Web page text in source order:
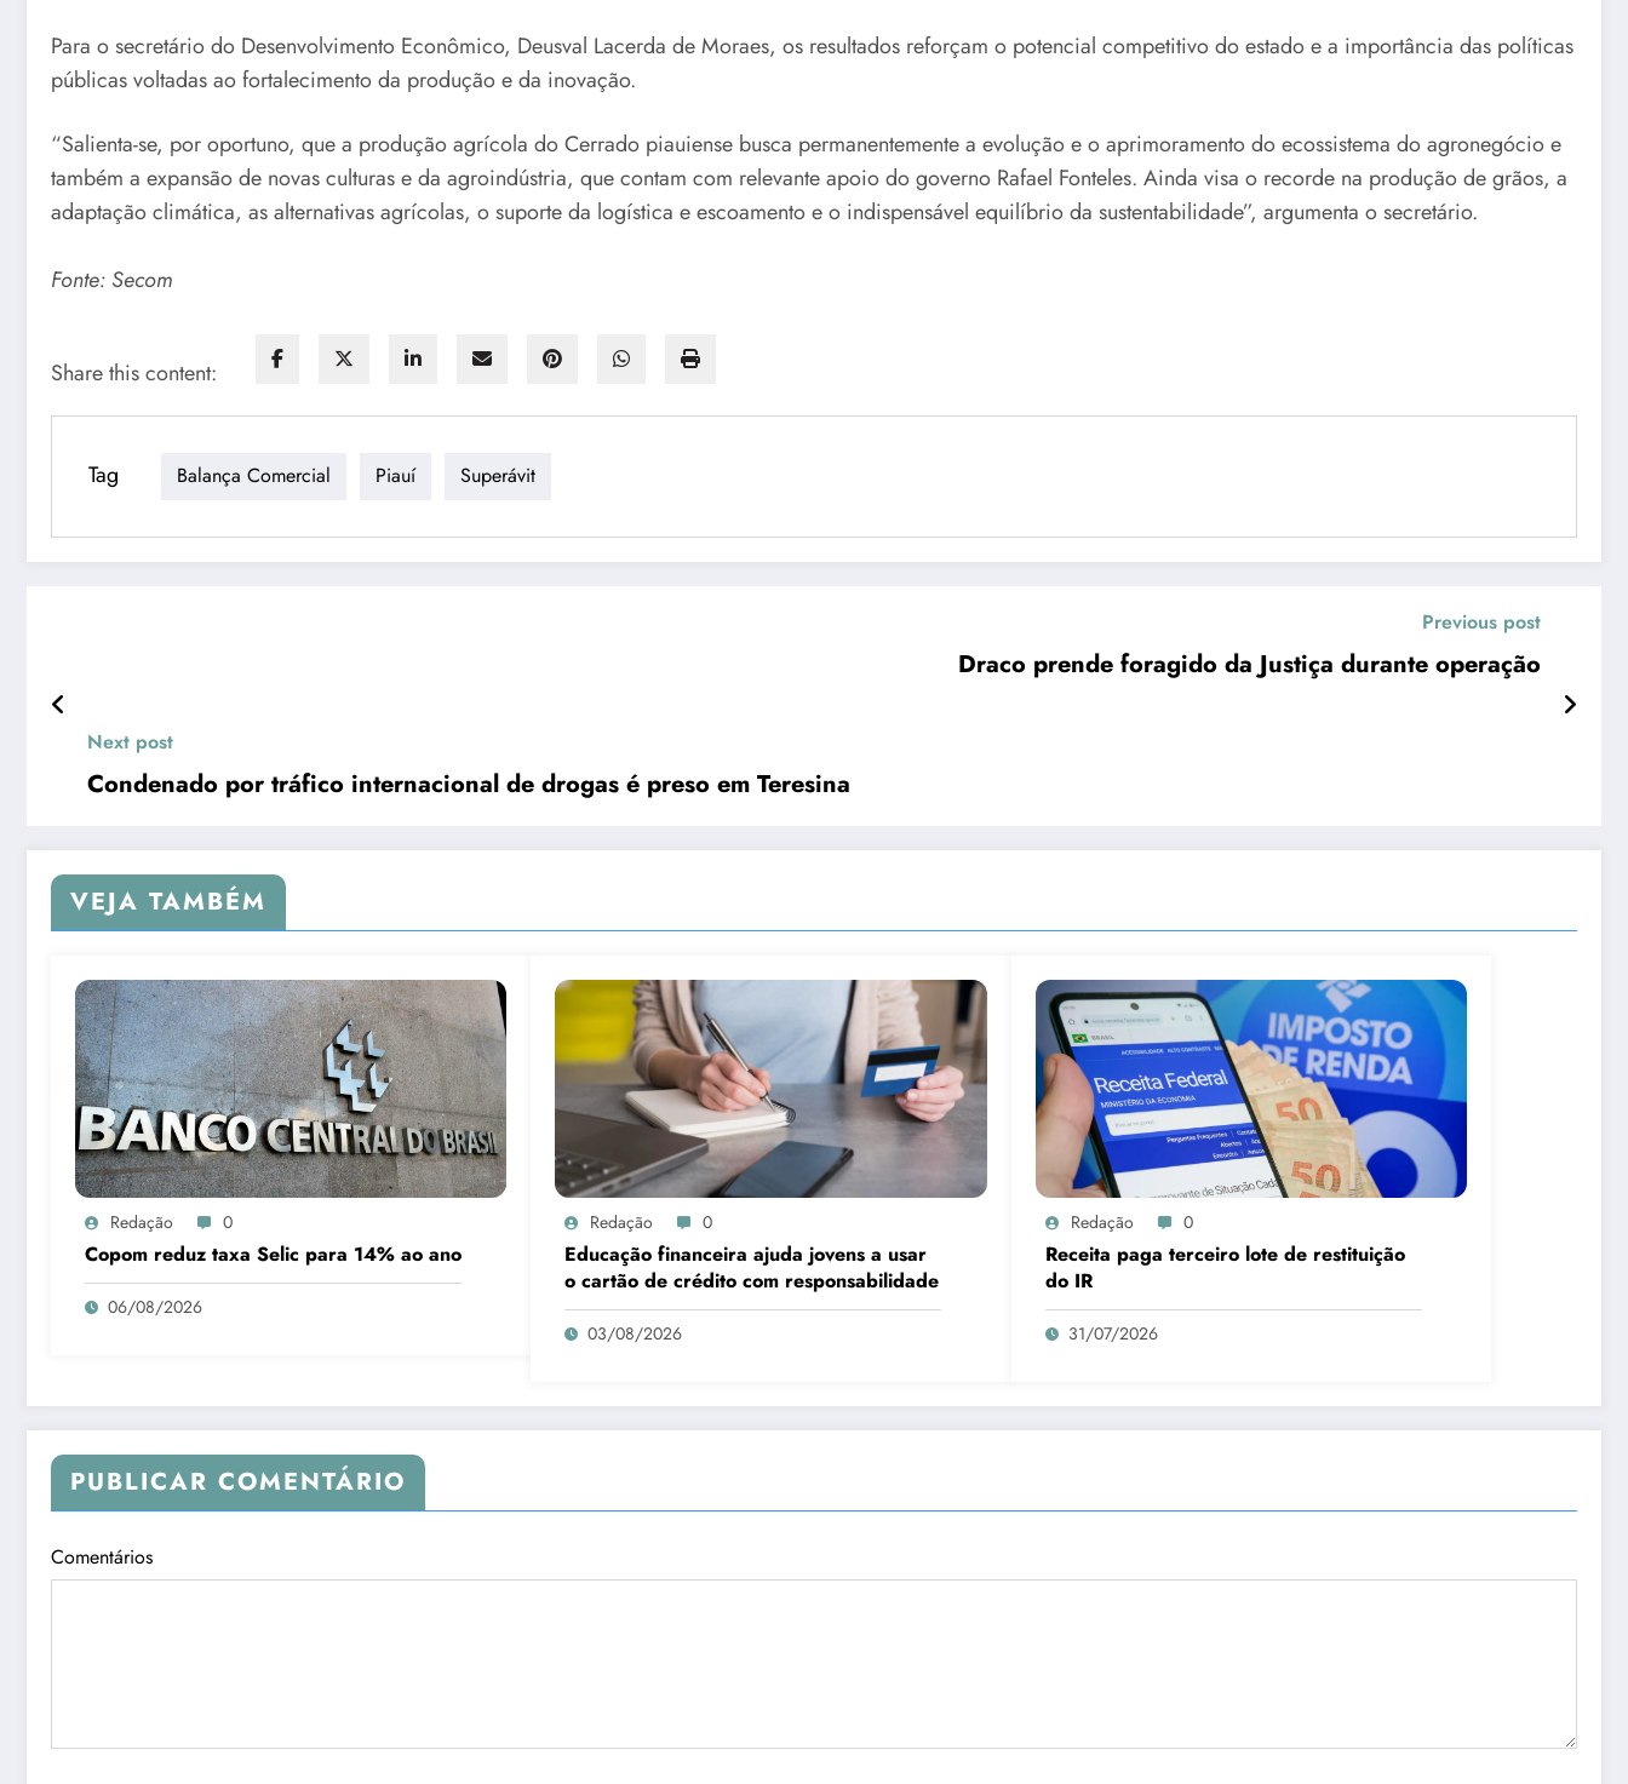
Para o secretário do Desenvolvimento Econômico, Deusval Lacerda de Moraes, os resultados reforçam o potencial competitivo do estado e a importância das políticas
públicas voltadas ao fortalecimento da produção e da inovação.
“Salienta-se, por oportuno, que a produção agrícola do Cerrado piauiense busca permanentemente a evolução e o aprimoramento do ecossistema do agronegócio e
também a expansão de novas culturas e da agroindústria, que contam com relevante apoio do governo Rafael Fonteles. Ainda visa o recorde na produção de grãos, a
adaptação climática, as alternativas agrícolas, o suporte da logística e escoamento e o indispensável equilíbrio da sustentabilidade”, argumenta o secretário.
Fonte: Secom
Share this content:
Tag Balança Comercial Piauí Superávit
Previous post
Draco prende foragido da Justiça durante operação
Next post
Condenado por tráfico internacional de drogas é preso em Teresina
VEJA TAMBÉM
Redação 0
Copom reduz taxa Selic para 14% ao ano
06/08/2026
Redação 0
Educação financeira ajuda jovens a usar
o cartão de crédito com responsabilidade
03/08/2026
Redação 0
Receita paga terceiro lote de restituição
do IR
31/07/2026
PUBLICAR COMENTÁRIO
Comentários